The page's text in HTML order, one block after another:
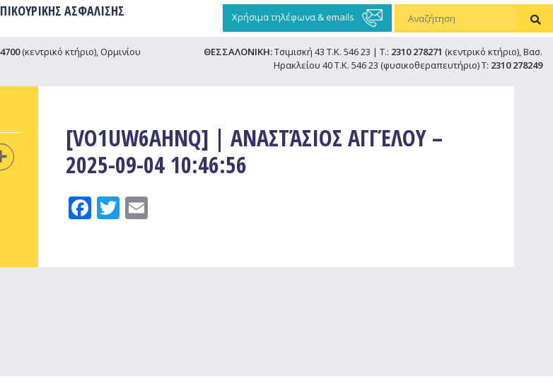
ΑΣΦΑΛΙΣΗΣ
Χρήσιμα τηλέφωνα & emails
(κεντρικό κτήριο), Ορμινίου
ΘΕΣΣΑΛΟΝΙΚΗ:Τσιμισκή 43 Τ.Κ. 546 23 | Τ.: 2310 278271 (κεντρικό κτήριο), Βασ.
Ηρακλείου 40 Τ.Κ. 546 23 (φυσικοθεραπευτήριο) Τ: 2310 278249
[VO1UW6AHNQ] | ΑΝΑΣΤΆΣΙΟΣ ΑΓΓΈΛΟΥ –
2025-09-04 10:46:56
Facebook
Twitter
Email